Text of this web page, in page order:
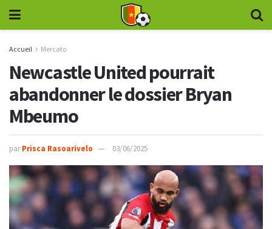
Accueil Mercato
Newcastle United pourrait
abandonner le dossier Bryan
Mbeumo
par Prisca Rasoarivelo 03/06/2025